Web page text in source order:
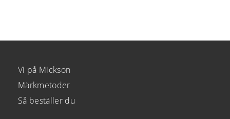
Vi på Mickson
Märkmetoder
Så beställer du